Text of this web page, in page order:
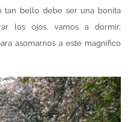
tan bello debe ser una bonita
los ojos, vamos a dormir,
asomarnos a este magnífico